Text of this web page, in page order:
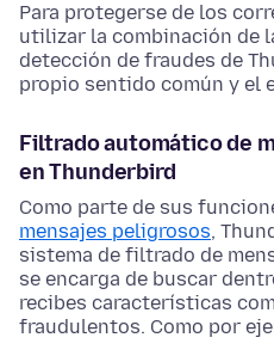
Para protegerse de los
utilizar la combinación de
detección de fraudes de
propio sentido común y el
Filtrado automático de
en Thunderbird
Como parte de sus
mensajes peligrosos,
sistema de filtrado de
se encarga de buscar
recibes características
fraudulentos. Como por